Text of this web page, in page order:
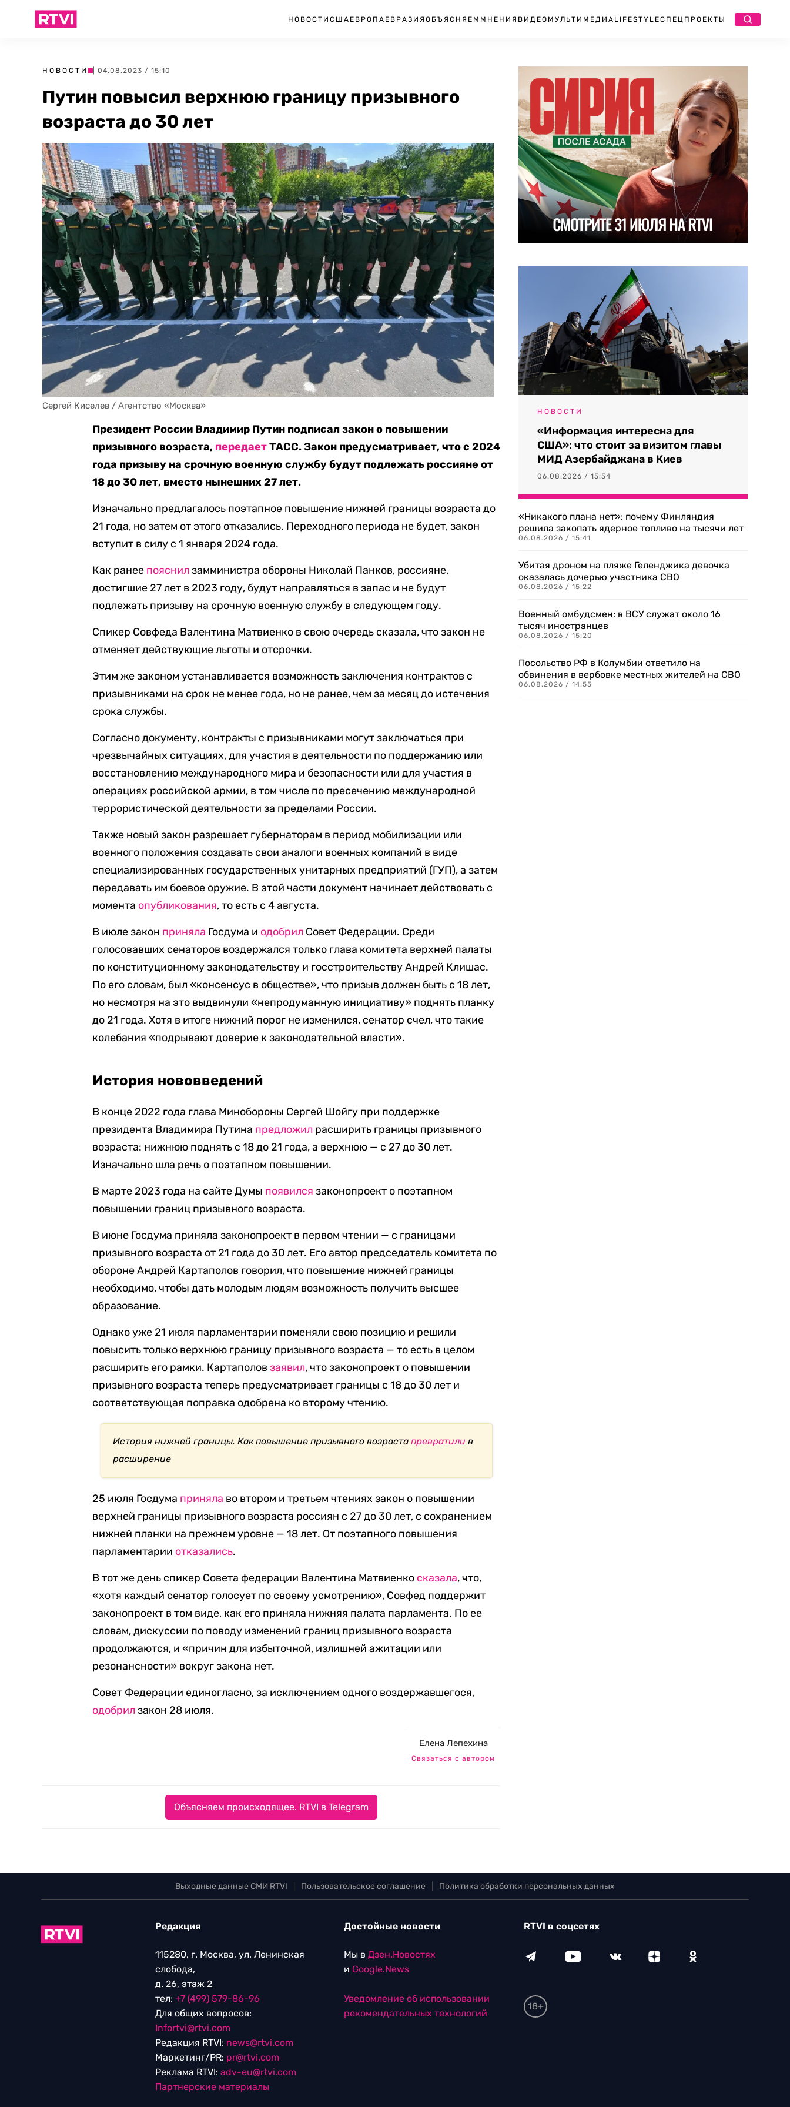
НОВОСТИ США ЕВРОПА ЕВРАЗИЯ ОБЪЯСНЯЕМ МНЕНИЯ ВИДЕО МУЛЬТИМЕДИА LIFESTYLEСПЕЦПРОЕКТЫ
НОВОСТИ | 04.08.2023 / 15:10
Путин повысил верхнюю границу призывного
возраста до 30 лет
Сергей Киселев / Агентство «Москва»
Президент России Владимир Путин подписал закон о повышении
призывного возраста, передаетТАСС. Закон предусматривает, что с 2024
года призыву на срочную военную службу будут подлежать россияне от
18 до 30 лет, вместо нынешних 27 лет.
Изначально предлагалось поэтапное повышение нижней границы возраста до
21 года, но затем от этого отказались. Переходного периода не будет, закон
вступит в силу с 1 января 2024 года.
Как ранее пояснил замминистра обороны Николай Панков, россияне,
достигшие 27 лет в 2023 году, будут направляться в запас и не будут
подлежать призыву на срочную военную службу в следующем году.
Спикер Совфеда Валентина Матвиенко в свою очередь сказала, что закон не
отменяет действующие льготы и отсрочки.
Этим же законом устанавливается возможность заключения контрактов с
призывниками на срок не менее года, но не ранее, чем за месяц до истечения
срока службы.
Согласно документу, контракты с призывниками могут заключаться при
чрезвычайных ситуациях, для участия в деятельности по поддержанию или
восстановлению международного мира и безопасности или для участия в
операциях российской армии, в том числе по пресечению международной
террористической деятельности за пределами России.
Также новый закон разрешает губернаторам в период мобилизации или
военного положения создавать свои аналоги военных компаний в виде
специализированных государственных унитарных предприятий (ГУП), а затем
передавать им боевое оружие. В этой части документ начинает действовать с
момента опубликования, то есть с 4 августа.
В июле закон приняла Госдума и одобрил Совет Федерации. Среди
голосовавших сенаторов воздержался только глава комитета верхней палаты
по конституционному законодательству и госстроительству Андрей Клишас.
По его словам, был «консенсус в обществе», что призыв должен быть с 18 лет,
но несмотря на это выдвинули «непродуманную инициативу» поднять планку
до 21 года. Хотя в итоге нижний порог не изменился, сенатор счел, что такие
колебания «подрывают доверие к законодательной власти».
История нововведений
В конце 2022 года глава Минобороны Сергей Шойгу при поддержке
президента Владимира Путина предложил расширить границы призывного
возраста: нижнюю поднять с 18 до 21 года, а верхнюю — с 27 до 30 лет.
Изначально шла речь о поэтапном повышении.
В марте 2023 года на сайте Думы появился законопроект о поэтапном
повышении границ призывного возраста.
В июне Госдума приняла законопроект в первом чтении — с границами
призывного возраста от 21 года до 30 лет. Его автор председатель комитета по
обороне Андрей Картаполов говорил, что повышение нижней границы
необходимо, чтобы дать молодым людям возможность получить высшее
образование.
Однако уже 21 июля парламентарии поменяли свою позицию и решили
повысить только верхнюю границу призывного возраста — то есть в целом
расширить его рамки. Картаполовзаявил, что законопроект о повышении
призывного возраста теперь предусматривает границы с 18 до 30 лет и
соответствующая поправка одобрена ко второму чтению.
История нижней границы. Как повышение призывного возрастапревратили в
расширение
25 июля Госдума приняла во втором и третьем чтениях закон о повышении
верхней границы призывного возраста россиян с 27 до 30 лет, с сохранением
нижней планки на прежнем уровне — 18 лет. От поэтапного повышения
парламентарии отказались.
В тот же день спикер Совета федерации Валентина Матвиенко сказала, что,
«хотя каждый сенатор голосует по своему усмотрению», Совфед поддержит
законопроект в том виде, как его приняла нижняя палата парламента. По ее
словам, дискуссии по поводу изменений границ призывного возраста
продолжаются, и «причин для избыточной, излишней ажитации или
резонансности» вокруг закона нет.
Совет Федерации единогласно, за исключением одного воздержавшегося,
одобрил закон 28 июля.
Елена Лепехина
Связаться с автором
Объясняем происходящее. RTVI в Telegram
НОВОСТИ
«Информация интересна для
США»: что стоит за визитом главы
МИД Азербайджана в Киев
06.08.2026 / 15:54
«Никакого плана нет»: почему Финляндия
решила закопать ядерное топливо на тысячи лет
06.08.2026 / 15:41
Убитая дроном на пляже Геленджика девочка
оказалась дочерью участника СВО
06.08.2026 / 15:22
Военный омбудсмен: в ВСУ служат около 16
тысяч иностранцев
06.08.2026 / 15:20
Посольство РФ в Колумбии ответило на
обвинения в вербовке местных жителей на СВО
06.08.2026 / 14:55
Выходные данные СМИ RTVI Пользовательское соглашение Политика обработки персональных данных
Редакция
115280, г. Москва, ул. Ленинская
слобода,
д. 26, этаж 2
тел: +7 (499) 579-86-96
Для общих вопросов:
Infortvi@rtvi.com
Редакция RTVI: news@rtvi.com
Маркетинг/PR: pr@rtvi.com
Реклама RTVI: adv-eu@rtvi.com
Партнерские материалы
Достойные новости
Мы в Дзен.Новостях
и Google.News
Уведомление об использовании
рекомендательных технологий
RTVI в соцсетях
18+